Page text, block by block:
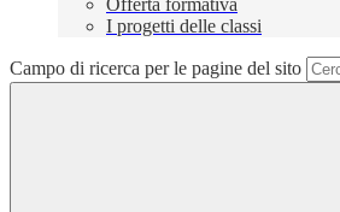
Offerta formativa
I progetti delle classi
Campo di ricerca per le pagine del sito